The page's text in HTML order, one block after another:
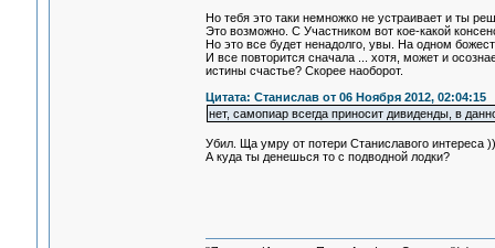
Но тебя это таки немножко не устраивает и ты
Это возможно. С Участником вот кое-какой
Но это все будет ненадолго, увы. На одном
И все повторится сначала ... хотя, может и
истины счастье? Скорее наоборот.
Цитата: Станислав от 06 Ноября 2012, 02:04:15
нет, самопиар всегда приносит дивиденды, в
Убил. Ща умру от потери Станиславого интереса
А куда ты денешься то с подводной лодки?